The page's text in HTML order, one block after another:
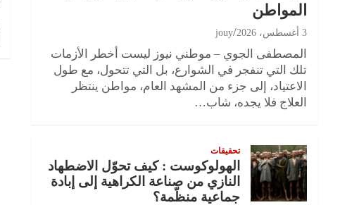
المواطن
3 أغسطس، 2026 jouy
المصطفى الجوي – موطني نيوز ليست أخطر الأزمات
تلك التي تنفجر في الشوارع، بل التي تتحول، مع طول
الاعتياد، إلى جزء من المشهد العام، مواطن ينتظر
العلاج فلا يجده، شاب…
تحقيقات
الهولوكوست : كيف تحوّل الاضطهاد
النازي من صناعة الكراهية إلى إبادة
جماعية منظّمة؟